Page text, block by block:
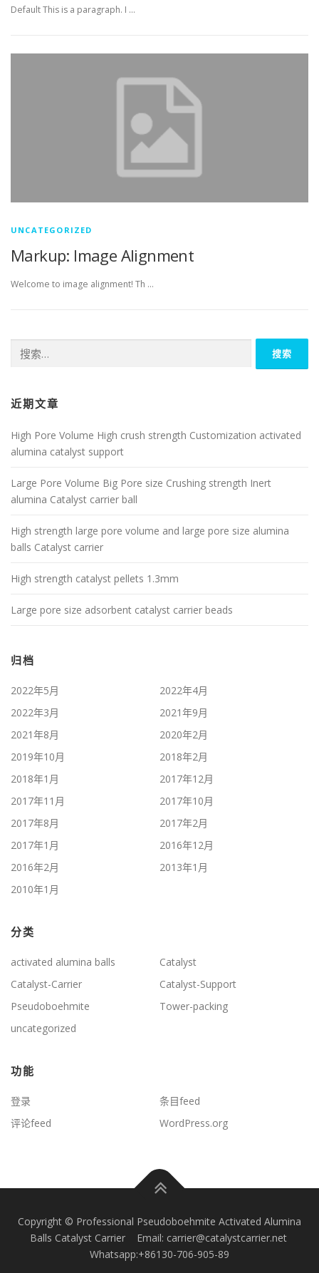
Default This is a paragraph. I …
UNCATEGORIZED
Markup: Image Alignment
Welcome to image alignment! Th …
索：
近期文章
High Pore Volume High crush strength Customization activated
alumina catalyst support
Large Pore Volume Big Pore size Crushing strength Inert
alumina Catalyst carrier ball
High strength large pore volume and large pore size alumina
balls Catalyst carrier
High strength catalyst pellets 1.3mm
Large pore size adsorbent catalyst carrier beads
归档
2022年5月
2022年4月
2022年3月
2021年9月
2021年8月
2020年2月
2019年10月
2018年2月
2018年1月
2017年12月
2017年11月
2017年10月
2017年8月
2017年2月
2017年1月
2016年12月
2016年2月
2013年1月
2010年1月
分类
activated alumina balls
Catalyst
Catalyst-Carrier
Catalyst-Support
Pseudoboehmite
Tower-packing
uncategorized
功能
登录
条目feed
评论feed
WordPress.org
Copyright © Professional Pseudoboehmite Activated Alumina
Balls Catalyst Carrier Email: carrier@catalystcarrier.net
Whatsapp:+86130-706-905-89